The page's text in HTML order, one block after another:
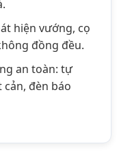
hiện vướng, cọ
đồng đều.
an toàn: tự
cản, đèn báo